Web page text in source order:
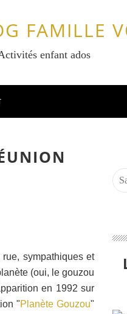
FAMILLE
enfant ados
sympathiques et
(oui, le gouzou
en 1992 sur
"Planète Gouzou"